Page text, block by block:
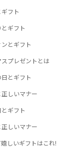
フト
ギフト
とギフト
プレゼントとは
とギフト
しいマナー
ギフト
しいマナー
しいギフトはこれ!